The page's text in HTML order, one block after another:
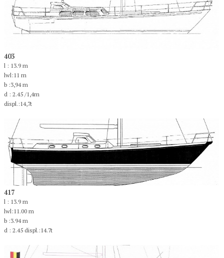
403
l : 13.9 m
lwl:11 m
b :3,94 m
d : 2.45 /1,4m
displ.:14,7t
417
l : 13.9 m
lwl:11.00 m
b :3.94 m
d : 2.45 displ.:14.7t